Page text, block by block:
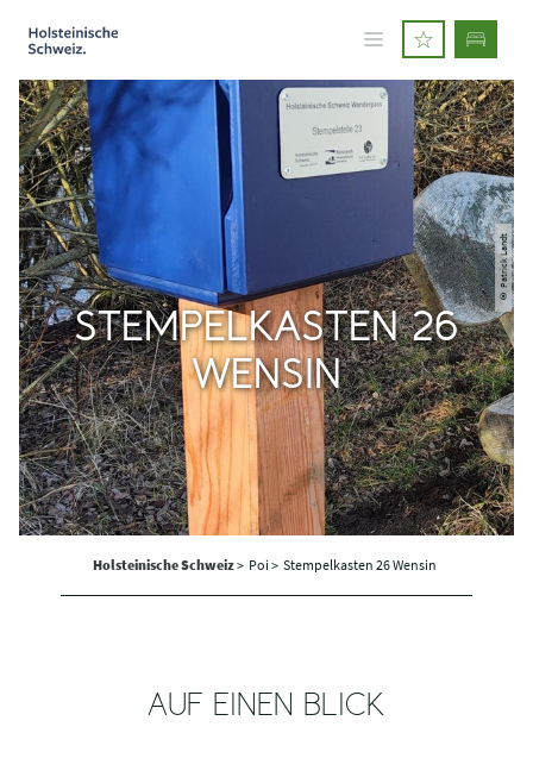
© Patrick Landt
STEMPELKASTEN 26
WENSIN
Holsteinische Schweiz> Poi > Stempelkasten 26 Wensin
AUF EINEN BLICK